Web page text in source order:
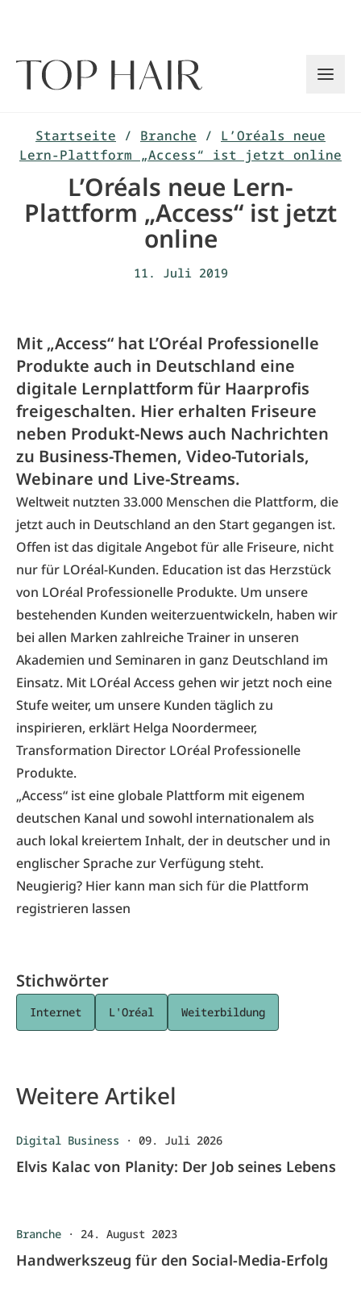
Startseite / Branche / L’Oréals neue
Lern-Plattform „Access“ ist jetzt online
L’Oréals neue Lern-
Plattform „Access“ ist jetzt
online
11. Juli 2019
Mit „Access“ hat L’Oréal Professionelle
Produkte auch in Deutschland eine
digitale Lernplattform für Haarprofis
freigeschalten. Hier erhalten Friseure
neben Produkt-News auch Nachrichten
zu Business-Themen, Video-Tutorials,
Webinare und Live-Streams.
Weltweit nutzten 33.000 Menschen die Plattform, die
jetzt auch in Deutschland an den Start gegangen ist.
Offen ist das digitale Angebot für alle Friseure, nicht
nur für LOréal-Kunden. Education ist das Herzstück
von LOréal Professionelle Produkte. Um unsere
bestehenden Kunden weiterzuentwickeln, haben wir
bei allen Marken zahlreiche Trainer in unseren
Akademien und Seminaren in ganz Deutschland im
Einsatz. Mit LOréal Access gehen wir jetzt noch eine
Stufe weiter, um unsere Kunden täglich zu
inspirieren, erklärt Helga Noordermeer,
Transformation Director LOréal Professionelle
Produkte.
„Access“ ist eine globale Plattform mit eigenem
deutschen Kanal und sowohl internationalem als
auch lokal kreiertem Inhalt, der in deutscher und in
englischer Sprache zur Verfügung steht.
Neugierig? Hier kann man sich für die Plattform
registrieren lassen
Stichwörter
Internet L'Oréal Weiterbildung
Weitere Artikel
Digital Business · 09. Juli 2026
Elvis Kalac von Planity: Der Job seines Lebens
Branche · 24. August 2023
Handwerkszeug für den Social-Media-Erfolg